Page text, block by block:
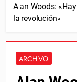
Alan Woods:
la revolución»
ARCHIVO